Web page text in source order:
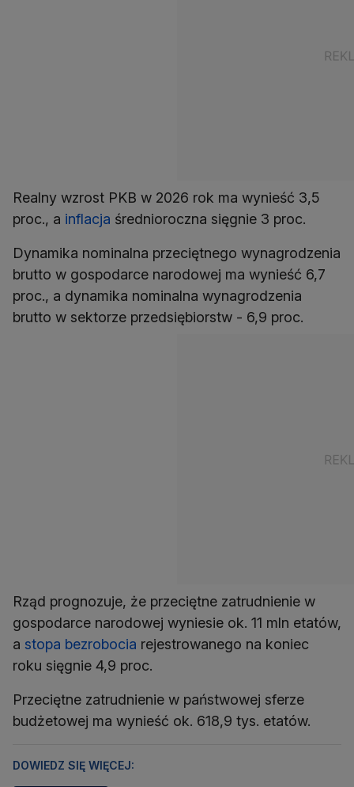
Realny wzrost PKB w 2026 rok ma wynieść 3,5
proc., a inflacja średnioroczna sięgnie 3 proc.
Dynamika nominalna przeciętnego wynagrodzenia
brutto w gospodarce narodowej ma wynieść 6,7
proc., a dynamika nominalna wynagrodzenia
brutto w sektorze przedsiębiorstw - 6,9 proc.
Rząd prognozuje, że przeciętne zatrudnienie w
gospodarce narodowej wyniesie ok. 11 mln etatów,
a stopa bezrobocia rejestrowanego na koniec
roku sięgnie 4,9 proc.
Przeciętne zatrudnienie w państwowej sferze
budżetowej ma wynieść ok. 618,9 tys. etatów.
DOWIEDZ SIĘ WIĘCEJ: